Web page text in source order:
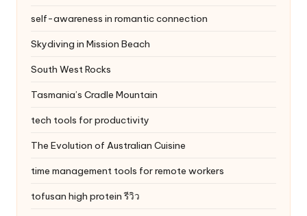
self-awareness in romantic connection
Skydiving in Mission Beach
South West Rocks
Tasmania’s Cradle Mountain
tech tools for productivity
The Evolution of Australian Cuisine
time management tools for remote workers
tofusan high protein รีวิว